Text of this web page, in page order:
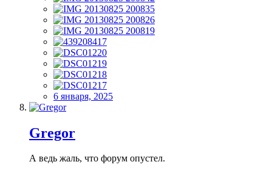
6 января, 2025
Gregor
А ведь жаль, что форум опустел.